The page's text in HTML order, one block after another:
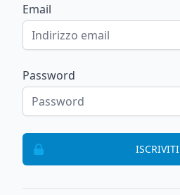
Email
Password
ISCRIVITI